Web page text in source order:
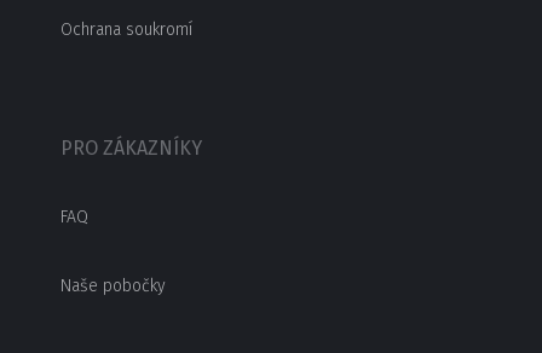
Ochrana soukromí
PRO ZÁKAZNÍKY
FAQ
Naše pobočky